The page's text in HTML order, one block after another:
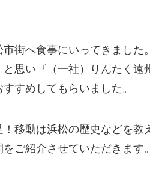
街へ食事にいってきました。
と思い『（一社）りんたく
すめしてもらいました。
移動は浜松の歴史などを
ご紹介させていただきます。